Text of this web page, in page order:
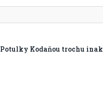
Potulky Kodaňou trochu inak